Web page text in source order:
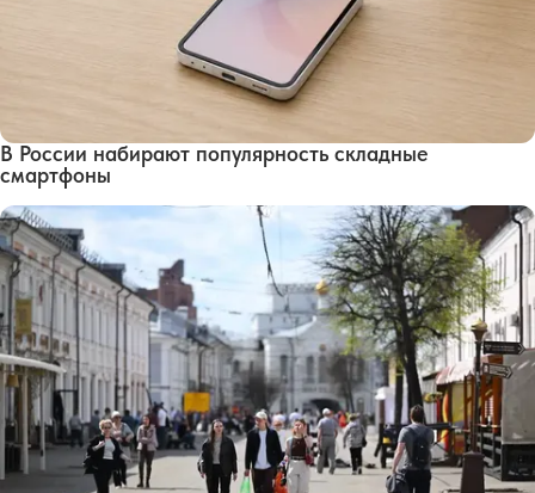
В России набирают популярность складные
смартфоны